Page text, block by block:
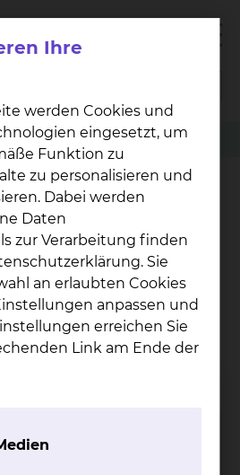
Nuklearmedizin
Tumortherapie
minimal-
Termin
invasive
invasive
Ihre
werden Cookies und
eingesetzt, um
Funktion zu
zu personalisieren und
Dabei werden
Daten
zur Verarbeitung finden
Sie
an erlaubten Cookies
anpassen und
erreichen Sie
Link am Ende der